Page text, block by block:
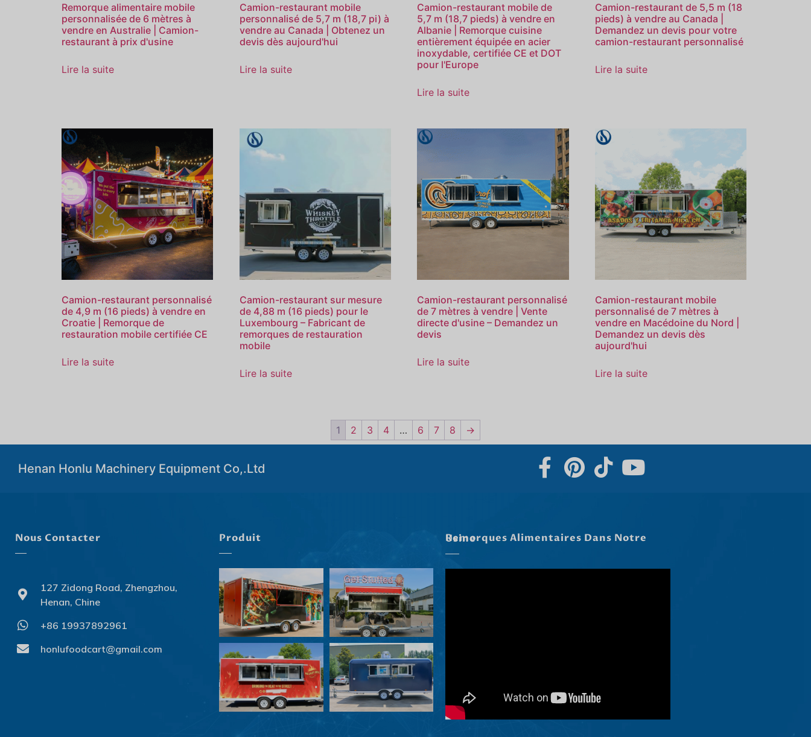
Remorque alimentaire mobile
personnalisée de 6 mètres à
vendre en Australie | Camion-
restaurant à prix d'usine
Lire la suite
Camion-restaurant mobile
personnalisé de 5,7 m (18,7 pi) à
vendre au Canada | Obtenez un
devis dès aujourd'hui
Lire la suite
Camion-restaurant mobile de
5,7 m (18,7 pieds) à vendre en
Albanie | Remorque cuisine
entièrement équipée en acier
inoxydable, certifiée CE et DOT
pour l'Europe
Lire la suite
Camion-restaurant de 5,5 m (18
pieds) à vendre au Canada |
Demandez un devis pour votre
camion-restaurant personnalisé
Lire la suite
Camion-restaurant personnalisé
de 4,9 m (16 pieds) à vendre en
Croatie | Remorque de
restauration mobile certifiée CE
Lire la suite
Camion-restaurant sur mesure
de 4,88 m (16 pieds) pour le
Luxembourg – Fabricant de
remorques de restauration
mobile
Lire la suite
Camion-restaurant personnalisé
de 7 mètres à vendre | Vente
directe d'usine – Demandez un
devis
Lire la suite
Camion-restaurant mobile
personnalisé de 7 mètres à
vendre en Macédoine du Nord |
Demandez un devis dès
aujourd'hui
Lire la suite
1 2 3 4 … 6 7 8 →
Henan Honlu Machinery Equipment Co,.Ltd
Nous Contacter
127 Zidong Road, Zhengzhou,
Henan, Chine
+86 19937892961
honlufoodcart@gmail.com
Produit Remorques Alimentaires Dans Notre Usine
Ελληνικά
Hrvatski
Српски језик
Български
Nederlands (België)
हिन्दी
Norsk bokmål
Svenska